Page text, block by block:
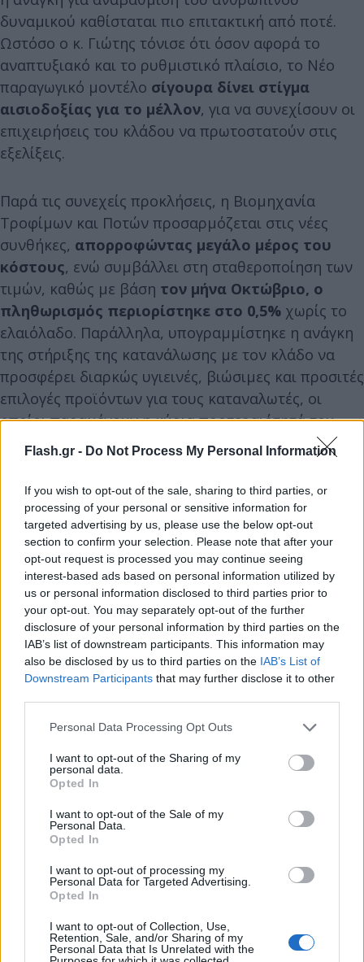
Flash.gr - Do Not Process My Personal Information
If you wish to opt-out of the sale, sharing to third parties, or
processing of your personal or sensitive information for
targeted advertising by us, please use the below opt-out
section to confirm your selection. Please note that after your
opt-out request is processed you may continue seeing
interest-based ads based on personal information utilized by
us or personal information disclosed to third parties prior to
your opt-out. You may separately opt-out of the further
disclosure of your personal information by third parties on the
IAB’s list of downstream participants. This information may
also be disclosed by us to third parties on the IAB’s List of
Downstream Participants that may further disclose it to other
Please note that this website/app uses one or more Google
not limited to your visit or usage behaviour. You may click to
grant or deny consent to Google and its third-party tags to
use your data for below specified purposes in below Google
consent section.
Personal Data Processing Opt Outs
I want to opt-out of the Sharing of my
personal data.
Opted In
I want to opt-out of the Sale of my
Personal Data.
Opted In
I want to opt-out of processing my
Personal Data for Targeted Advertising.
Opted In
I want to opt-out of Collection, Use,
Retention, Sale, and/or Sharing of my
Personal Data that Is Unrelated with the
δυναμικού καθίσταται πιο επιτακτική από ποτέ.
Ωστόσο ο κ. Γιώτης τόνισε ότι όσον αφορά το
αναπτυξιακό και το ρυθμιστικό πλαίσιο, το Νέο
παραγωγικό μοντέλο σίγουρα δίνει στίγμα
αισιοδοξίας για το μέλλον, για να συνεχίσουν οι
επιχειρήσεις του κλάδου να πρωτοστατούν στις
εξελίξεις.
Παρά τις συνεχείς προκλήσεις, η Βιομηχανία
Τροφίμων και Ποτών προσαρμόζεται στις νέες
συνθήκες, απορροφώντας μεγάλο μέρος του
κόστους, ενώ συμβάλλει στη σταθεροποίηση των
τιμών, καθώς με βάση τον μήνα Οκτώβριο, ο
πληθωρισμός περιορίστηκε στο 0,5% χωρίς το
ελαιόλαδο. Παράλληλα, υπογραμμίστηκε η ανάγκη
της στήριξης της κατανάλωσης με τον κλάδο να
προσφέρει διαρκώς υγιεινές, βιώσιμες και προσιτές
επιλογές προϊόντων για τους καταναλωτές, οι
οποίοι παραμένουν η κύρια προτεραιότητά του.